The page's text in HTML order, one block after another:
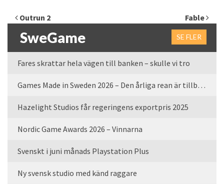
Inläggsnavigering
Outrun 2 Fable
SweGame SE FLER
Fares skrattar hela vägen till banken – skulle vi tro
Games Made in Sweden 2026 – Den årliga rean är tillbaka
Hazelight Studios får regeringens exportpris 2025
Nordic Game Awards 2026 – Vinnarna
Svenskt i juni månads Playstation Plus
Ny svensk studio med känd raggare